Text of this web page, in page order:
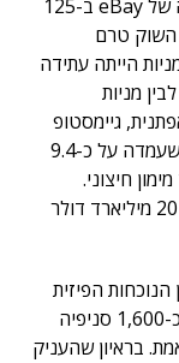
גיימסטופ, העסקה שהוצעה העריכה כל מניה של eBay ב-125
השוק טרם
הייתה עתידה
מניות
גיימסטופ
הסתמכנ על קופת המזומנים הדשנה שלה – שעמדה על כ-9.4
חיצוני.
החברה הבטיחה במכתב כוונות מימון של עד 20 מיליארד דולר
הפיזית
של גיימסטופ למרחב הדיגיטלי, תוך שימוש בכ-1,600 סניפיה
בראיון שהעניק